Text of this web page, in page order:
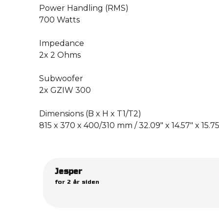
Power Handling (RMS)
700 Watts
Impedance
2x 2 Ohms
Subwoofer
2x GZIW 300
Dimensions (B x H x T1/T2)
815 x 370 x 400/310 mm / 32.09″ x 14.57″ x
Jesper
for 2 år siden